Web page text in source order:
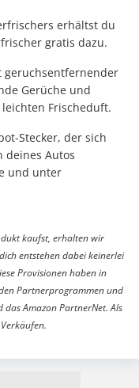
erhältst du
gratis dazu.
geruchsentfernender
Gerüche und
Frischeduft.
Stecker, der sich
deines Autos
und unter
kaufst, erhalten wir
entstehen dabei keinerlei
Provisionen haben in
Partnerprogrammen und
Amazon PartnerNet. Als